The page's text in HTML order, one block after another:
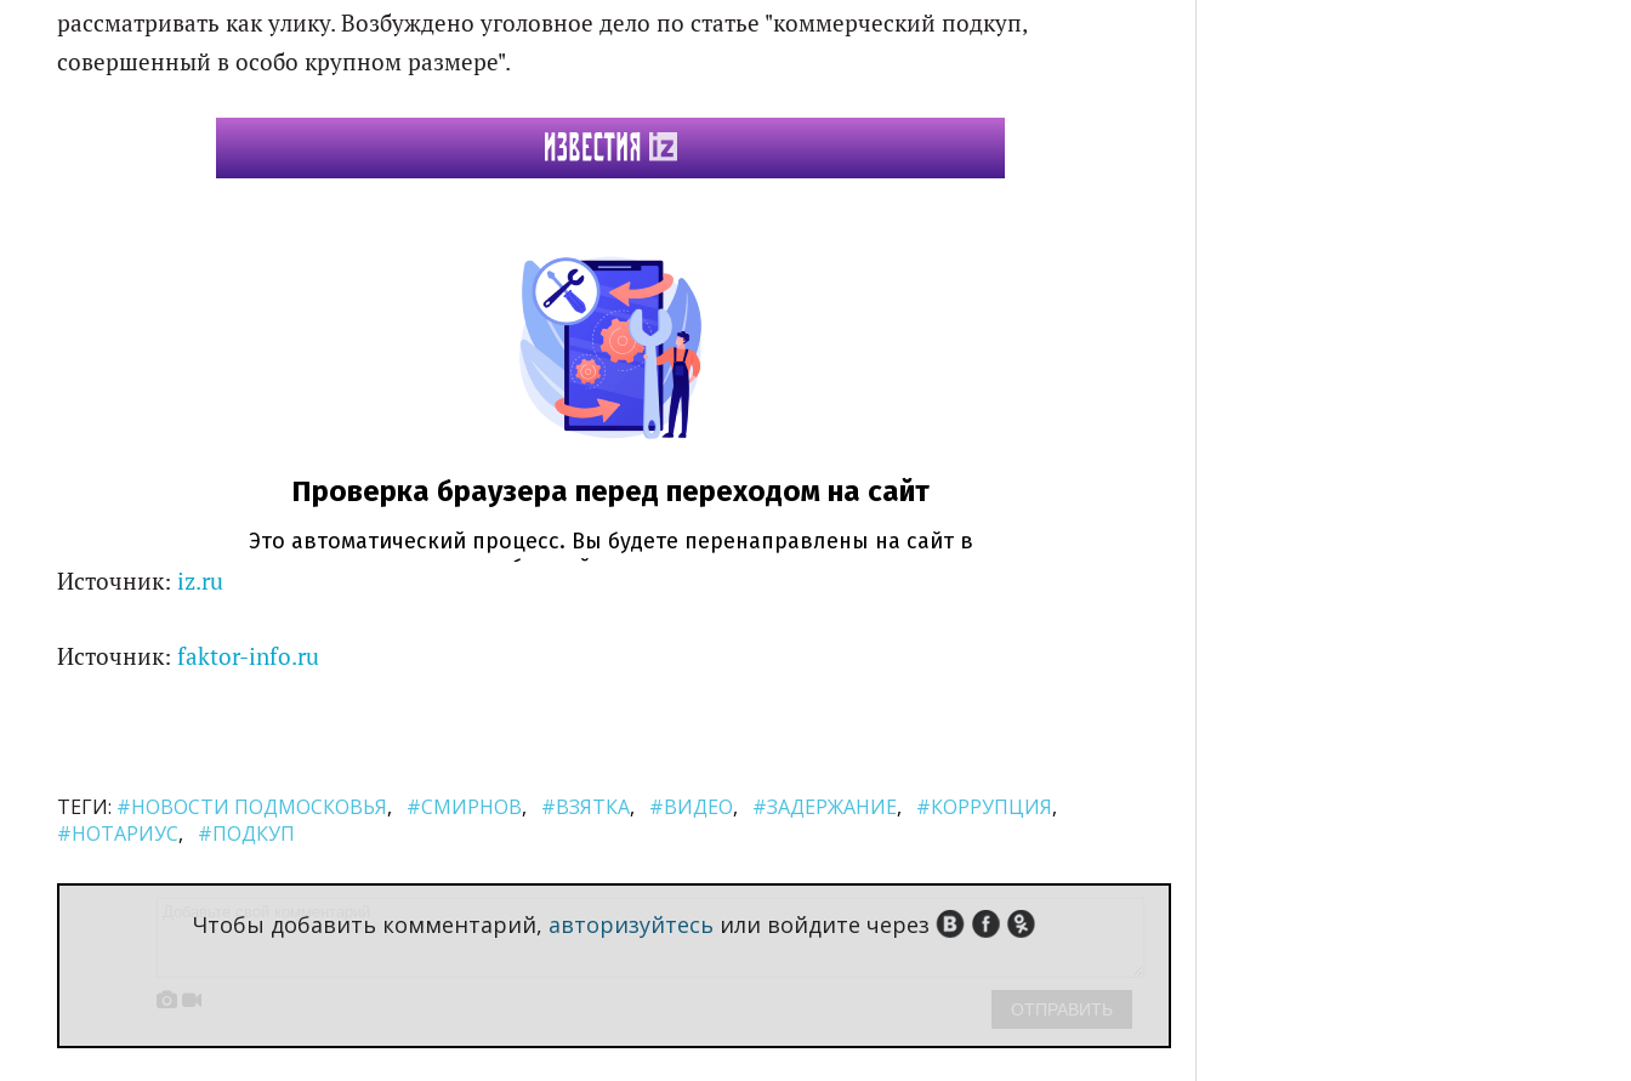
рассматривать как улику. Возбуждено уголовное дело по статье "коммерческий подкуп,
совершенный в особо крупном размере".
Источник: iz.ru
Источник: faktor-info.ru
ТЕГИ: #НОВОСТИ ПОДМОСКОВЬЯ #СМИРНОВ #ВЗЯТКА #ВИДЕО #ЗАДЕРЖАНИЕ
#КОРРУПЦИЯ
#НОТАРИУС
#ПОДКУП
Чтобы добавить комментарий, авторизуйтесь или войдите через
 